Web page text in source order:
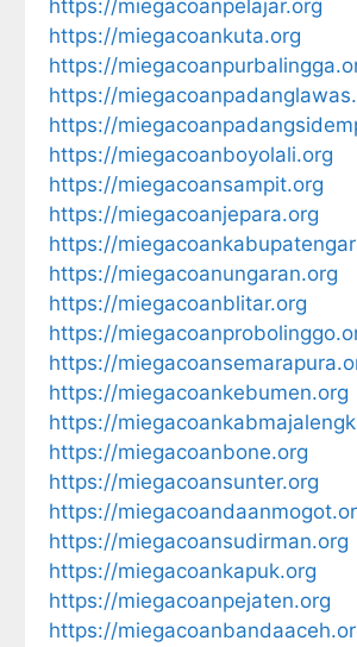
https://miegacoanpelajar.org
https://miegacoankuta.org
https://
https://
https://
https://miegacoanboyolali.org
https://miegacoansampit.org
https://miegacoanjepara.org
https://
https://miegacoanungaran.org
https://miegacoanblitar.org
https://
https://
https://miegacoankebumen.org
https://
https://miegacoanbone.org
https://miegacoansunter.org
https://
https://miegacoansudirman.org
https://miegacoankapuk.org
https://miegacoanpejaten.org
https://